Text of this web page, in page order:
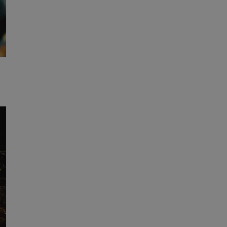
sesji.
sesji.
o zgodzie
dotyczących
przestrzeganie
użytkownik nie
identyfikatora
obsługuje
optymalizacji
przechowywania
do usług
użytkownik
lub reklamy.